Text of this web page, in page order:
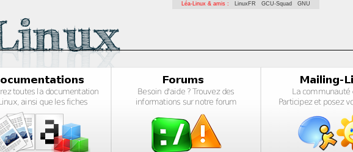
Léa-Linux & amis : LinuxFR GCU-Squad GNU